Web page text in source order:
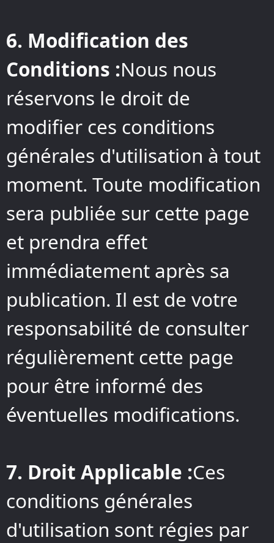
6. Modification des
Conditions :Nous nous
réservons le droit de
modifier ces conditions
générales d'utilisation à tout
moment. Toute modification
sera publiée sur cette page
et prendra effet
immédiatement après sa
publication. Il est de votre
responsabilité de consulter
régulièrement cette page
pour être informé des
éventuelles modifications.
7. Droit Applicable :Ces
conditions générales
d'utilisation sont régies par